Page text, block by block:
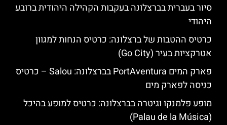
סיור בעברית בברצלונה בעקבות הקהילה היהודית ברובע
היהודי
כרטיס ההטבות של ברצלונה: כרטיס הנחות למגוון
אטרקציות בעיר (Go City)
פארק המים PortAventura בברצלונה: Salou – כרטיס
כניסה לפארק מים
מופע פלמנקו וגיטרה בברצלונה: כרטיס למופע בהיכל
(Palau de la Música)